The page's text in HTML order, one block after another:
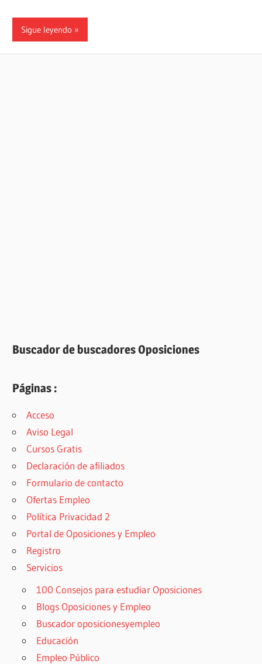
Sigue leyendo
Buscador de buscadores Oposiciones
Páginas :
Acceso
Aviso Legal
Cursos Gratis
Declaración de afiliados
Formulario de contacto
Ofertas Empleo
Política Privacidad 2
Portal de Oposiciones y Empleo
Registro
Servicios
100 Consejos para estudiar Oposiciones
Blogs Oposiciones y Empleo
Buscador oposicionesyempleo
Educación
Empleo Público